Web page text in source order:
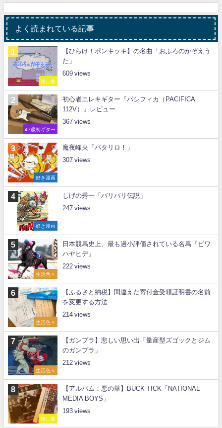
よく読まれている記事
推し曲
【ひらけ！ポンキッキ】の名曲「おふろのかぞえう
た」
609
47歳初ギター
初心者エレキギター『パシフィカ（PACIFICA
112V）』レビュー
367
好き漫画
魔夜峰央「パタリロ！」
307
好き漫画
しげの秀一「バリバリ伝説」
247
生活色々
日本競馬史上、最も過小評価されている名馬『ビワ
ハヤヒデ』
222
生活色々
【ふるさと納税】間違えた寄付金受領証明書の名前
を変更する方法
214
生活色々
【ガンプラ】悲しい思い出「量産型ズゴックとジム
のガンプラ」
212
推し曲
【アルバム：悪の華】BUCK-TICK「NATIONAL
MEDIA BOYS」
193